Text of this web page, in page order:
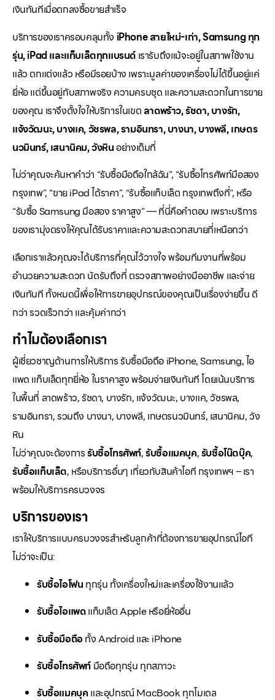
เงินทันทีเมื่อตกลงซื้อขายสำเร็จ
บริการของเราครอบคลุมทั้ง iPhone สายใหม่-เก่า, Samsung ทุก
รุ่น, iPad และแท็บเล็ตทุกแบรนด์ เรารับถึงแม้จะอยู่ในสภาพใช้งาน
แล้ว ตกแต่งแล้ว หรือมีรอยบ้าง เพราะมูลค่าของเครื่องไม่ได้ขึ้นอยู่แค่
ยี่ห้อ แต่ขึ้นอยู่กับสภาพจริง ความครบชุด และความสะดวกในการขาย
ของคุณ เราจึงตั้งใจให้บริการในเขตลาดพร้าว, รัชดา, บางรัก,
แจ้งวัฒนะ, บางแค, วัชรพล, รามอินทรา, บางนา, บางพลี, เกษตร
นวมินทร์, เสนานิคม, วังหินอย่างเต็มที่
ไม่ว่าคุณจะค้นหาคำว่า “รับซื้อมือถือใกล้ฉัน”, “รับซื้อโทรศัพท์มือสอง
กรุงเทพ”, “ขาย iPad ได้ราคา”, “รับซื้อแท็บเล็ต กรุงเทพถึงที่”, หรือ
“รับซื้อ Samsung มือสอง ราคาสูง” — ที่นี่คือคำตอบ เพราะบริการ
ของเรามุ่งตรงให้คุณได้รับราคาและความสะดวกสบายที่เหนือกว่า
เลือกเราแล้วคุณจะได้บริการที่คุณไว้วางใจ พร้อมทีมงานที่พร้อม
อำนวยความสะดวก นัดรับถึงที่ ตรวจสภาพอย่างมืออาชีพ และจ่าย
เงินทันที ทั้งหมดนี้เพื่อให้การขายอุปกรณ์ของคุณเป็นเรื่องง่ายขึ้น ดี
กว่า รวดเร็วกว่า และคุ้มค่ากว่า
ทำไมต้องเลือกเรา
ผู้เชี่ยวชาญด้านการให้บริการ รับซื้อมือถือ iPhone, Samsung, ไอ
แพด แท็บเล็ตทุกยี่ห้อ ในราคาสูง พร้อมจ่ายเงินทันที โดยเน้นบริการ
ในพื้นที่ ลาดพร้าว, รัชดา, บางรัก, แจ้งวัฒนะ, บางแค, วัชรพล,
รามอินทรา, รวมถึง บางนา, บางพลี, เกษตรนวมินทร์, เสนานิคม, วัง
หิน
ไม่ว่าคุณจะต้องการรับซื้อโทรศัพท์,รับซื้อแมคบุค,รับซื้อโน๊ตบุ๊ค,
รับซื้อแท็บเล็ต, หรือบริการอื่นๆ เกี่ยวกับสินค้าไอที กรุงเทพฯ – เรา
พร้อมให้บริการครบวงจร
บริการของเรา
เราให้บริการแบบครบวงจรสำหรับลูกค้าที่ต้องการขายอุปกรณ์ไอที
ไม่ว่าจะเป็น:
รับซื้อไอโฟน ทุกรุ่น ทั้งเครื่องใหม่และเครื่องใช้งานแล้ว
รับซื้อไอแพดแท็บเล็ต Apple หรือยี่ห้ออื่น
รับซื้อมือถือทั้ง Android และ iPhone
รับซื้อโทรศัพท์ มือถือทุกรุ่น ทุกสภาวะ
รับซื้อแมคบุคและอุปกรณ์ MacBook ทุกโมเดล